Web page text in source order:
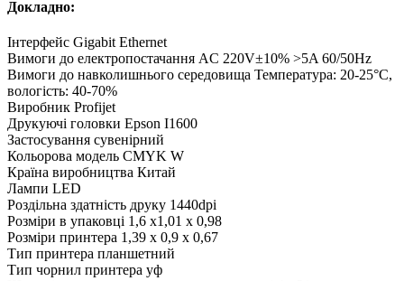
Докладно:
Інтерфейс Gigabit Ethernet
Вимоги до електропостачання AC 220V±10% >5A 60/50Hz
Вимоги до навколишнього середовища Температура: 20-25°C,
вологість: 40-70%
Виробник Profijet
Друкуючі головки Epson I1600
Застосування сувенірний
Кольорова модель CMYK W
Країна виробництва Китай
Лампи LED
Роздільна здатність друку 1440dpi
Розміри в упаковці 1,6 x1,01 x 0,98
Розміри принтера 1,39 x 0,9 x 0,67
Тип принтера планшетний
Тип чорнил принтера уф